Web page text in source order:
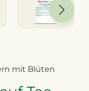
mit Blüten